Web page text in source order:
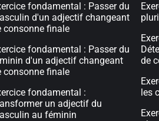
fondamental : Passer du
d'un adjectif changeant
consonne finale
fondamental : Passer du
d'un adjectif changeant
consonne finale
fondamental :
un adjectif du
au féminin
de
les